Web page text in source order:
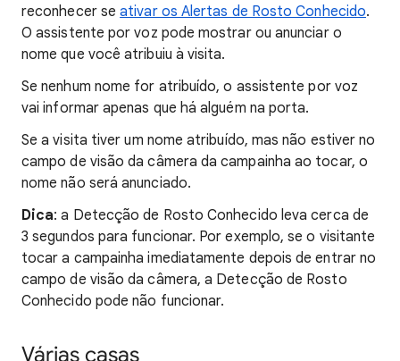
reconhecer seativar os Alertas de Rosto Conhecido.
O assistente por voz pode mostrar ou anunciar o
nome que você atribuiu à visita.
Se nenhum nome for atribuído, o assistente por voz
vai informar apenas que há alguém na porta.
Se a visita tiver um nome atribuído, mas não estiver no
campo de visão da câmera da campainha ao tocar, o
nome não será anunciado.
Dica: a Detecção de Rosto Conhecido leva cerca de
3 segundos para funcionar. Por exemplo, se o visitante
tocar a campainha imediatamente depois de entrar no
campo de visão da câmera, a Detecção de Rosto
Conhecido pode não funcionar.
Várias casas